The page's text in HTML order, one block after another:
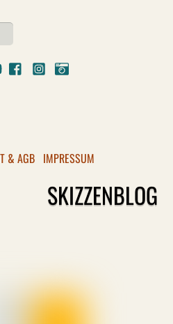
YoutubeFacebookInstagram
& AGB IMPRESSUM
SKIZZENBLOG